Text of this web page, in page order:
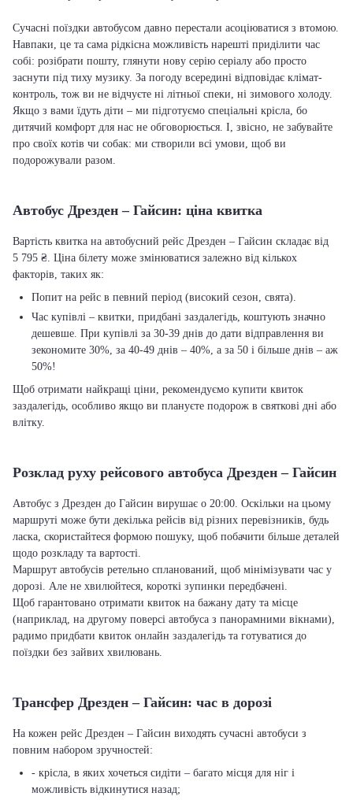
Сучасні поїздки автобусом давно перестали асоціюватися з втомою.
Навпаки, це та сама рідкісна можливість нарешті приділити час
собі: розібрати пошту, глянути нову серію серіалу або просто
заснути під тиху музику. За погоду всередині відповідає клімат-
контроль, тож ви не відчуєте ні літньої спеки, ні зимового холоду.
Якщо з вами їдуть діти – ми підготуємо спеціальні крісла, бо
дитячий комфорт для нас не обговорюється. І, звісно, не забувайте
про своїх котів чи собак: ми створили всі умови, щоб ви
подорожували разом.
Автобус Дрезден – Гайсин: ціна квитка
Вартість квитка на автобусний рейс Дрезден – Гайсин складає від
5 795 ₴. Ціна білету може змінюватися залежно від кількох
факторів, таких як:
Попит на рейс в певний період (високий сезон, свята).
Час купівлі – квитки, придбані заздалегідь, коштують значно
дешевше. При купівлі за 30-39 днів до дати відправлення ви
зекономите 30%, за 40-49 днів – 40%, а за 50 і більше днів – аж
50%!
Щоб отримати найкращі ціни, рекомендуємо купити квиток
заздалегідь, особливо якщо ви плануєте подорож в святкові дні або
влітку.
Розклад руху рейсового автобуса Дрезден – Гайсин
Автобус з Дрезден до Гайсин вирушає о 20:00. Оскільки на цьому
маршруті може бути декілька рейсів від різних перевізників, будь
ласка, скористайтеся формою пошуку, щоб побачити більше деталей
щодо розкладу та вартості.
Маршрут автобусів ретельно спланований, щоб мінімізувати час у
дорозі. Але не хвилюйтеся, короткі зупинки передбачені.
Щоб гарантовано отримати квиток на бажану дату та місце
(наприклад, на другому поверсі автобуса з панорамними вікнами),
радимо придбати квиток онлайн заздалегідь та готуватися до
поїздки без зайвих хвилювань.
Трансфер Дрезден – Гайсин: час в дорозі
На кожен рейс Дрезден – Гайсин виходять сучасні автобуси з
повним набором зручностей:
- крісла, в яких хочеться сидіти – багато місця для ніг і
можливість відкинутися назад;